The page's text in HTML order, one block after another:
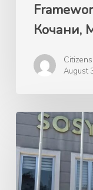
Кочани,
August
Ерасмус+
GANDALF
Green
Advocacy